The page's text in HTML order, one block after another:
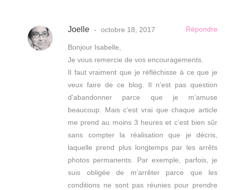
Joelle octobre 18, 2017 Répondre
Bonjour Isabelle,
Je vous remercie de vos encouragements.
Il faut vraiment que je réfléchisse à ce que je
veux faire de ce blog. Il n’est pas question
d’abandonner parce que je m’amuse
beaucoup. Mais c’est vrai que chaque article
me prend au moins 3 heures et c’est bien sûr
sans compter la réalisation que je décris,
laquelle prend plus longtemps par les arrêts
photos permanents. Par exemple, parfois, je
suis obligée de m’arrêter parce que les
conditions ne sont pas réunies pour prendre